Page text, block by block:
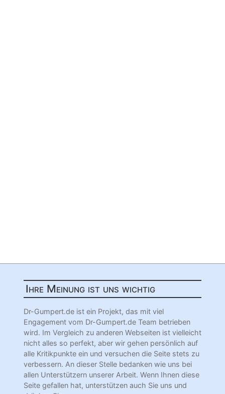
Ihre Meinung ist uns wichtig
Dr-Gumpert.de ist ein Projekt, das mit viel
Engagement vom Dr-Gumpert.de Team betrieben
wird. Im Vergleich zu anderen Webseiten ist vielleicht
nicht alles so perfekt, aber wir gehen persönlich auf
alle Kritikpunkte ein und versuchen die Seite stets zu
verbessern. An dieser Stelle bedanken wie uns bei
allen Unterstützern unserer Arbeit. Wenn Ihnen diese
Seite gefallen hat, unterstützen auch Sie uns und